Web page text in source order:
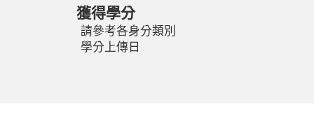
獲得學分
請參考各身分類別
學分上傳日